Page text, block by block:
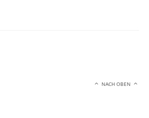
NACH OBEN